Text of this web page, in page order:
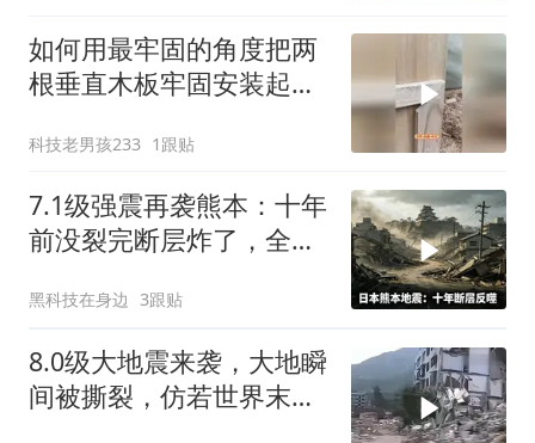
如何用最牢固的角度把两
根垂直木板牢固安装起
科技老男孩233 1跟贴
7.1级强震再袭熊本：十年
前没裂完断层炸了，全球
黑科技在身边 3跟贴
8.0级大地震来袭，大地瞬
间被撕裂，仿若世界末日